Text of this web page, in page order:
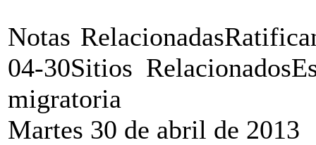
Notas
04-30Sitios
migratoria
Martes 30 de abril de 2013